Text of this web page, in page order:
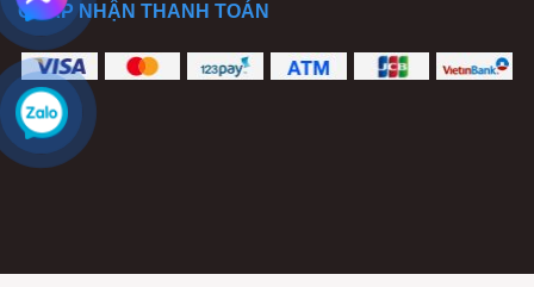
CHẤP NHẬN THANH TOÁN